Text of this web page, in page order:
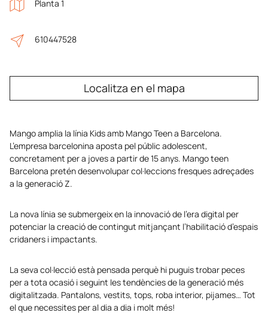
Planta 1
610447528
Localitza en el mapa
Mango amplia la línia Kids amb Mango Teen a Barcelona.
L’empresa barcelonina aposta pel públic adolescent,
concretament per a joves a partir de 15 anys. Mango teen
Barcelona pretén desenvolupar col·leccions fresques adreçades
a la generació Z.
La nova línia se submergeix en la innovació de l’era digital per
potenciar la creació de contingut mitjançant l’habilitació d’espais
cridaners i impactants.
La seva col·lecció està pensada perquè hi puguis trobar peces
per a tota ocasió i seguint les tendències de la generació més
digitalitzada. Pantalons, vestits, tops, roba interior, pijames… Tot
el que necessites per al dia a dia i molt més!